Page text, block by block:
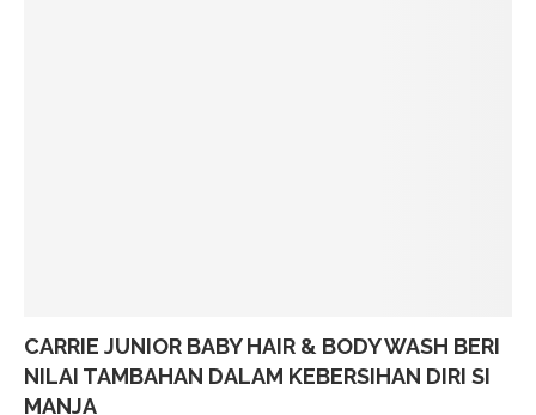
CARRIE JUNIOR BABY HAIR & BODY WASH BERI
NILAI TAMBAHAN DALAM KEBERSIHAN DIRI SI
MANJA